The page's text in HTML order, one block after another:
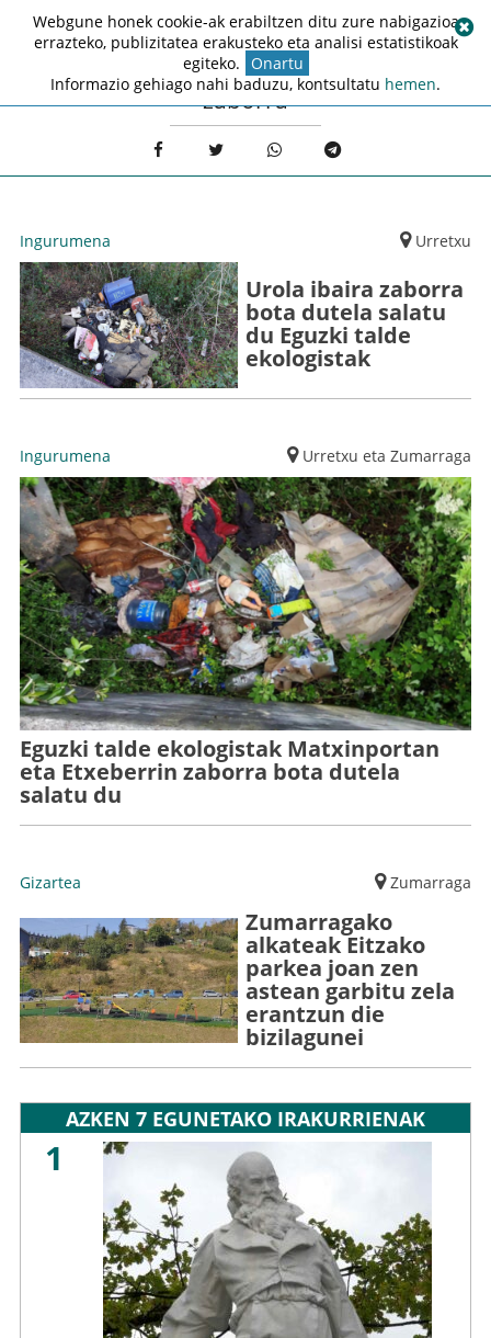
zaborra
Ingurumena Urretxu
Urola ibaira zaborra
bota dutela salatu
du Eguzki talde
ekologistak
Ingurumena Urretxu eta Zumarraga
Eguzki talde ekologistak Matxinportan
eta Etxeberrin zaborra bota dutela
salatu du
Gizartea Zumarraga
Zumarragako
alkateak Eitzako
parkea joan zen
astean garbitu zela
erantzun die
bizilagunei
AZKEN 7 EGUNETAKO IRAKURRIENAK
1
Webgune honek cookie-ak erabiltzen ditu zure nabigazioa
errazteko, publizitatea erakusteko eta analisi estatistikoak
egiteko. Onartu
Informazio gehiago nahi baduzu, kontsultatu hemen.